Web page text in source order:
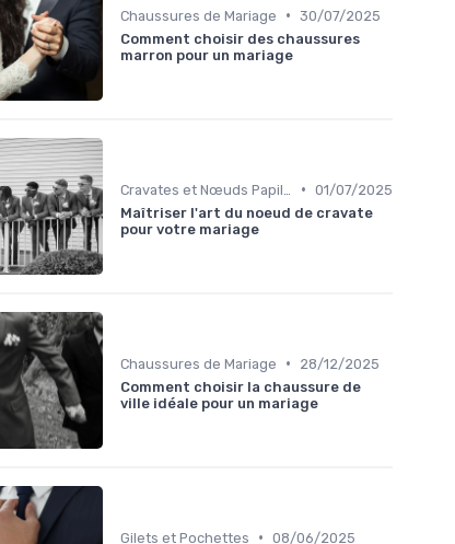
Chaussures de Mariage • 30/07/2025
Comment choisir des chaussures
marron pour un mariage
• 01/07/2025
Maîtriser l'art du noeud de cravate
pour votre mariage
Chaussures de Mariage •
28/12/2025
Comment choisir la chaussure de
ville idéale pour un mariage
Gilets et Pochettes • 08/06/2025